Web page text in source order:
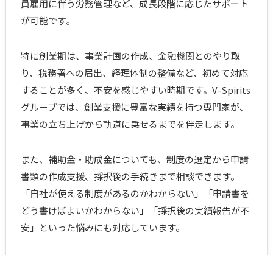
員雇用に伴う労務管理など、成長段階に応じたサポート
が可能です。
特に創業期は、事業計画の作成、金融機関とのやり取
り、税務署への届出、経理体制の整備など、初めて対応
することが多く、不安を感じやすい時期です。V-Spirits
グループでは、創業支援に豊富な実績を持つ専門家が、
事業の立ち上げから軌道に乗せるまでを伴走します。
また、補助金・助成金についても、制度の選定から申請
書類の作成支援、採択後の手続きまで相談できます。
「自社が使える制度があるのかわからない」「申請書を
どう書けばよいかわからない」「採択後の実績報告が不
安」といった悩みにも対応しています。